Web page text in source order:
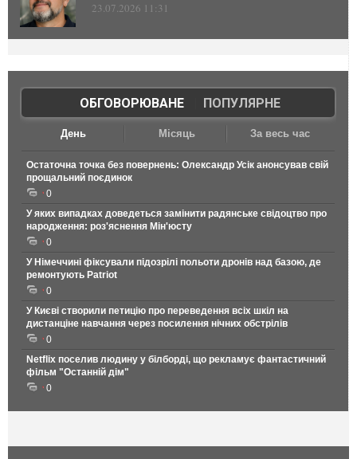
23.07.2026 11:31
ОБГОВОРЮВАНЕ| ПОПУЛЯРНЕ
День Місяць За весь час
Остаточна точка без повернень: Олександр Усік анонсував свій
прощальний поєдинок
0
У яких випадках доведеться замінити радянське свідоцтво про
народження: роз'яснення Мін'юсту
0
У Німеччині фіксували підозрілі польоти дронів над базою, де
ремонтують Patriot
0
У Києві створили петицію про переведення всіх шкіл на
дистанціне навчання через посилення нічних обстрілів
0
Netflix поселив людину у білборді, що рекламує фантастичний
фільм "Останній дім"
0